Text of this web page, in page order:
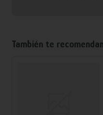
También te